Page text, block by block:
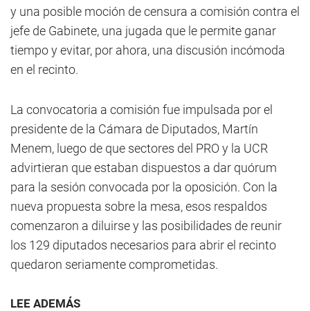
y una posible moción de censura a comisión contra el
jefe de Gabinete, una jugada que le permite ganar
tiempo y evitar, por ahora, una discusión incómoda
en el recinto.
La convocatoria a comisión fue impulsada por el
presidente de la Cámara de Diputados, Martín
Menem, luego de que sectores del PRO y la UCR
advirtieran que estaban dispuestos a dar quórum
para la sesión convocada por la oposición. Con la
nueva propuesta sobre la mesa, esos respaldos
comenzaron a diluirse y las posibilidades de reunir
los 129 diputados necesarios para abrir el recinto
quedaron seriamente comprometidas.
LEE ADEMÁS